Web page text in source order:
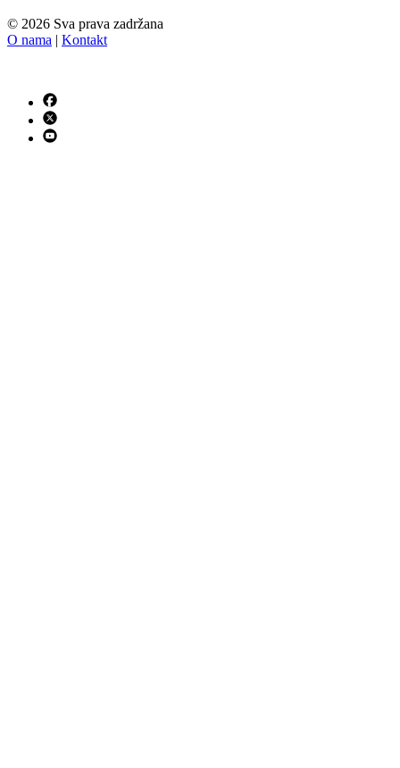
© 2026 Sva prava zadržana
O nama | Kontakt